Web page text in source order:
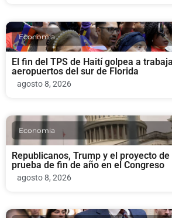
Economia
El fin del TPS de Haití golpea a
aeropuertos del sur de Florida
agosto 8, 2026
Economia
Republicanos, Trump y el proyecto
prueba de fin de año en el Congreso
agosto 8, 2026